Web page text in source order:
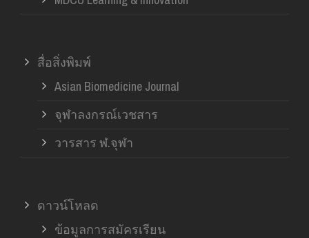
สื่อสิ่งพิมพ์
Asian Biomedicine Journal
จุฬาลงกรณ์เวชสาร
วารสาร ฬ.จุฬา
ดาวน์โหลด
ข้อมูลการสมัครเรียน